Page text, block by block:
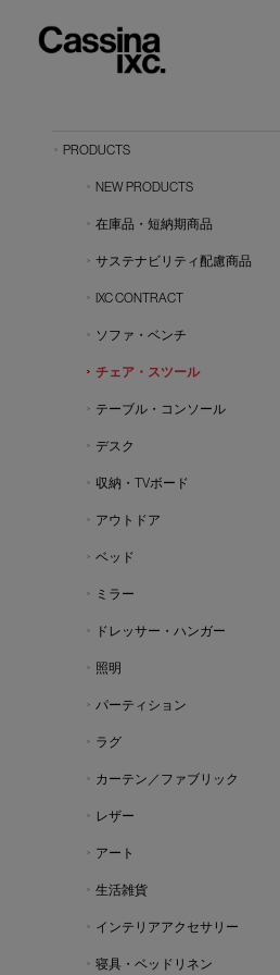
PRODUCTS
NEW PRODUCTS
在庫品・短納期商品
サステナビリティ配慮商品
IXC CONTRACT
ソファ・ベンチ
チェア・スツール
テーブル・コンソール
デスク
収納・TVボード
アウトドア
ベッド
ミラー
ドレッサー・ハンガー
照明
パーティション
ラグ
カーテン／ファブリック
レザー
アート
生活雑貨
インテリアアクセサリー
寝具・ベッドリネン